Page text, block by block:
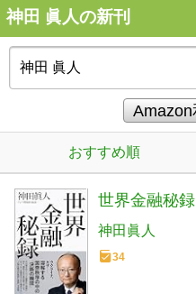
神田 眞人の新刊
おすすめ順
世界金融秘録
神田眞人
34